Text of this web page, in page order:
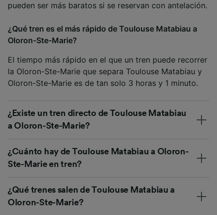
pueden ser más baratos si se reservan con antelación.
¿Qué tren es el más rápido de Toulouse Matabiau a
Oloron-Ste-Marie?
El tiempo más rápido en el que un tren puede recorrer
la Oloron-Ste-Marie que separa Toulouse Matabiau y
Oloron-Ste-Marie es de tan solo 3 horas y 1 minuto.
¿Existe un tren directo de Toulouse Matabiau
a Oloron-Ste-Marie?
¿Cuánto hay de Toulouse Matabiau a Oloron-
Ste-Marie en tren?
¿Qué trenes salen de Toulouse Matabiau a
Oloron-Ste-Marie?